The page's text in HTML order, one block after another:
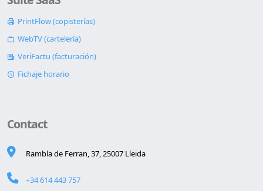
PrintFlow (copisterías)
WebTV (cartelería)
VeriFactu (facturación)
Fichaje horario
Contact
Rambla de Ferran, 37, 25007 Lleida
+34 614 443 757